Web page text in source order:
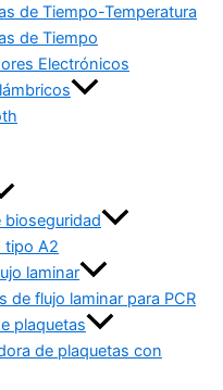
de Tiempo-Temperatura
de Tiempo
Electrónicos
bioseguridad
tipo A2
laminar
de flujo laminar para PCR
plaquetas
de plaquetas con